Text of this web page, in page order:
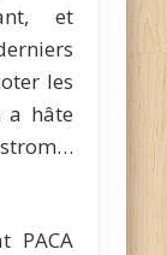
et
les
a hâte
PACA